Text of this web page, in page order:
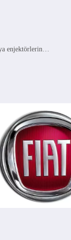
enjektörlerin…